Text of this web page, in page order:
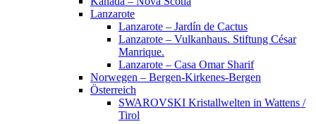
Lanzarote
Lanzarote – Jardín de Cactus
Lanzarote – Vulkanhaus. Stiftung César
Manrique.
Lanzarote – Casa Omar Sharif
Norwegen – Bergen-Kirkenes-Bergen
Österreich
SWAROVSKI Kristallwelten in Wattens /
Tirol